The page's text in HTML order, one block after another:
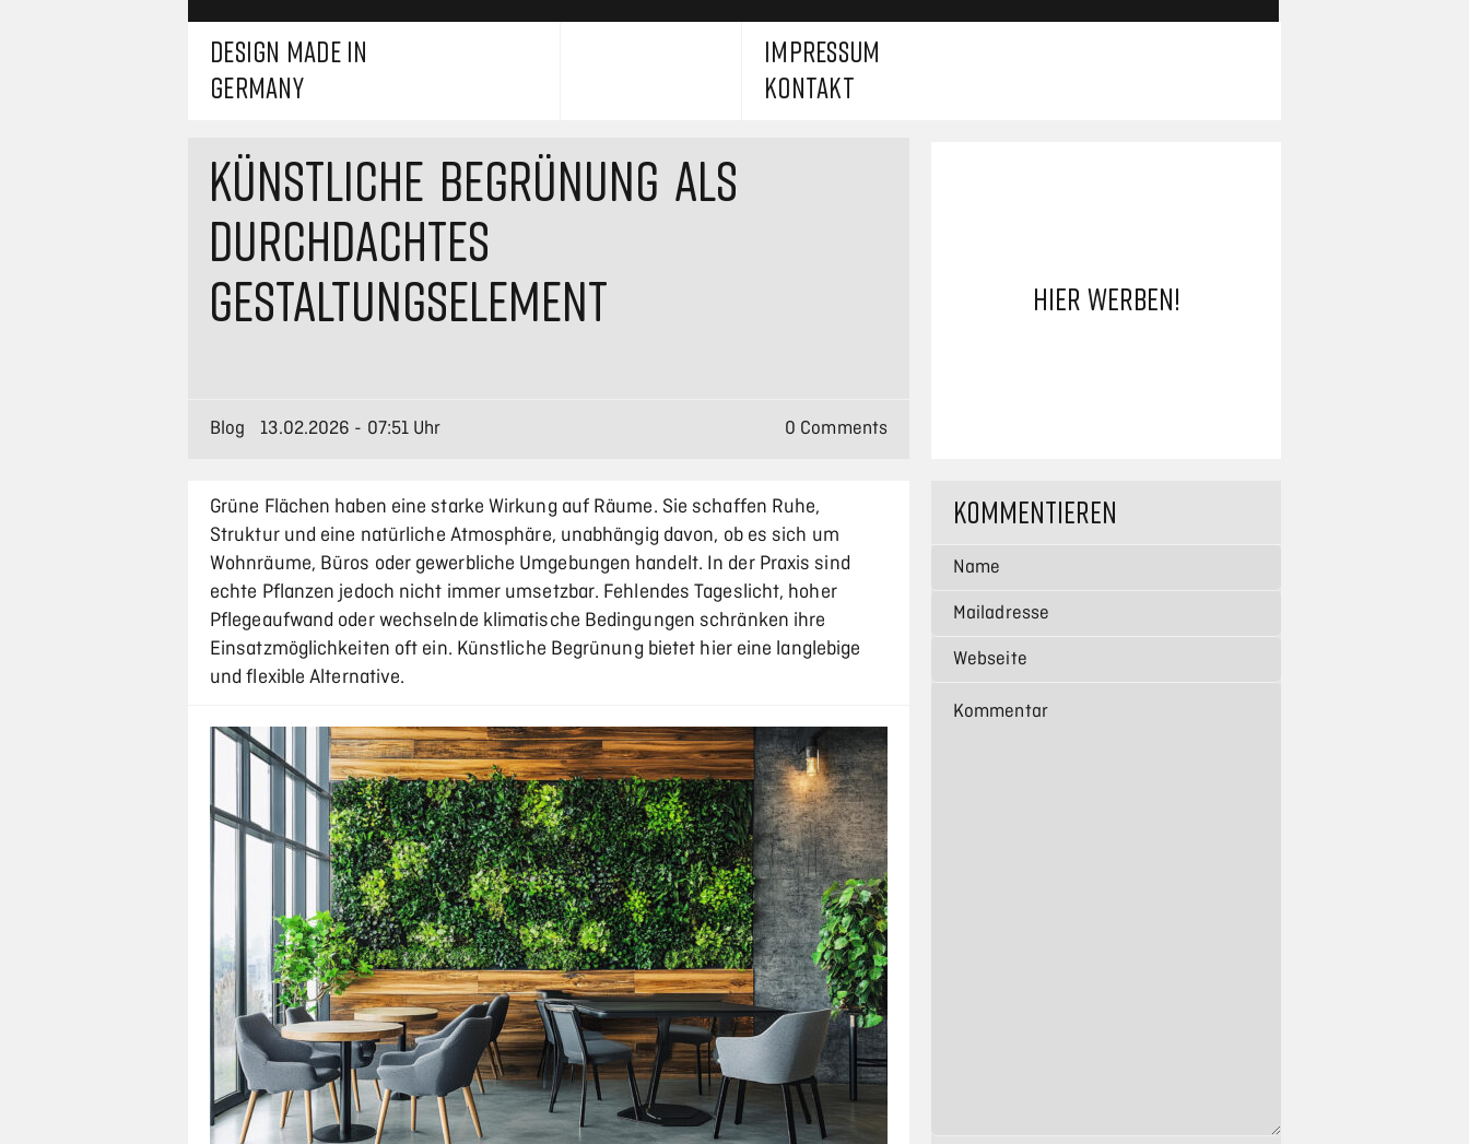
DESIGN MADE IN
GERMANY
IMPRESSUM
KONTAKT
KÜNSTLICHE BEGRÜNUNG ALS
DURCHDACHTES
GESTALTUNGSELEMENT
0 Comments
Blog 13.02.2026 - 07:51 Uhr
Grüne Flächen haben eine starke Wirkung auf Räume. Sie schaffen Ruhe,
Struktur und eine natürliche Atmosphäre, unabhängig davon, ob es sich um
Wohnräume, Büros oder gewerbliche Umgebungen handelt. In der Praxis sind
echte Pflanzen jedoch nicht immer umsetzbar. Fehlendes Tageslicht, hoher
Pflegeaufwand oder wechselnde klimatische Bedingungen schränken ihre
Einsatzmöglichkeiten oft ein. Künstliche Begrünung bietet hier eine langlebige
und flexible Alternative.
HIER WERBEN!
KOMMENTIEREN